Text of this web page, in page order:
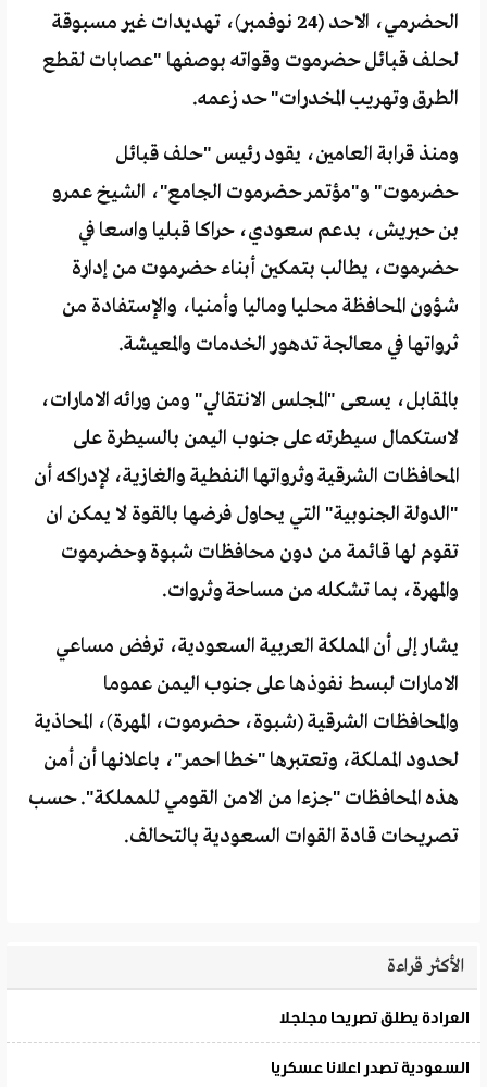
الحضرمي، الاحد (24 نوفمبر)، تهديدات غير مسبوقة
لحلف قبائل حضرموت وقواته بوصفها "عصابات لقطع
الطرق وتهريب المخدرات" حد زعمه.
ومنذ قرابة العامين، يقود رئيس "حلف قبائل
حضرموت" و"مؤتمر حضرموت الجامع"، الشيخ عمرو
بن حبريش، بدعم سعودي، حراكا قبليا واسعا في
حضرموت، يطالب بتمكين أبناء حضرموت من إدارة
شؤون المحافظة محليا وماليا وأمنيا، والإستفادة من
ثرواتها في معالجة تدهور الخدمات والمعيشة.
بالمقابل، يسعى "المجلس الانتقالي" ومن ورائه الامارات،
لاستكمال سيطرته على جنوب اليمن بالسيطرة على
المحافظات الشرقية وثرواتها النفطية والغازية، لإدراكه أن
"الدولة الجنوبية" التي يحاول فرضها بالقوة لا يمكن ان
تقوم لها قائمة من دون محافظات شبوة وحضرموت
والمهرة، بما تشكله من مساحة وثروات.
يشار إلى أن المملكة العربية السعودية، ترفض مساعي
الامارات لبسط نفوذها على جنوب اليمن عموما
والمحافظات الشرقية (شبوة، حضرموت، المهرة)، المحاذية
لحدود المملكة، وتعتبرها "خطا احمر"، باعلانها أن أمن
هذه المحافظات "جزءا من الامن القومي للمملكة". حسب
تصريحات قادة القوات السعودية بالتحالف.
الأكثر قراءة